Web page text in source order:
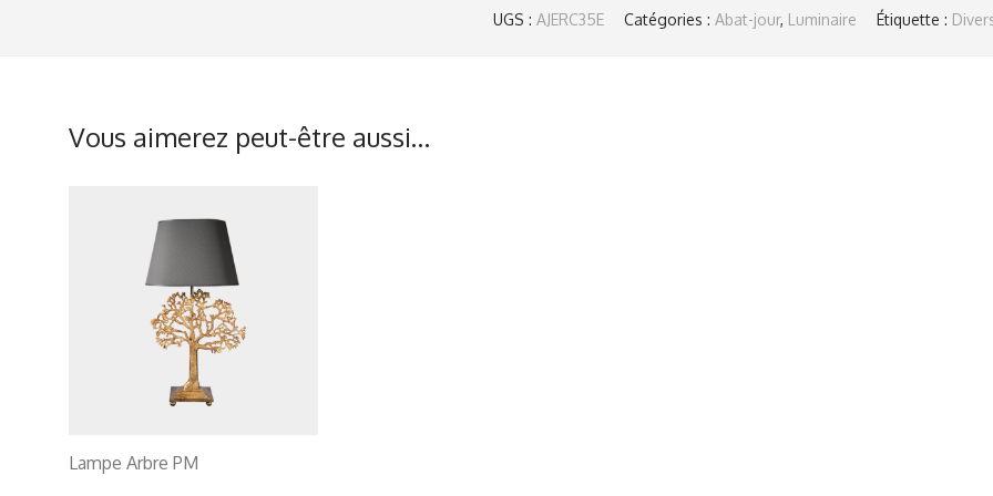
UGS : AJERC35E Catégories : Abat-jour, Luminaire Étiquette :
Vous aimerez peut-être aussi…
Lampe Arbre PM